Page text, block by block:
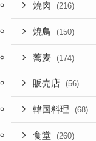
焼肉 (216)
焼鳥 (150)
蕎麦 (174)
販売店 (56)
韓国料理 (68)
食堂 (260)